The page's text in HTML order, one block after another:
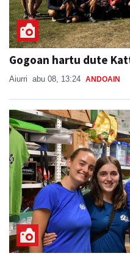
Gogoan hartu dute
Aiurri abu 08, 13:24 ANDOAIN